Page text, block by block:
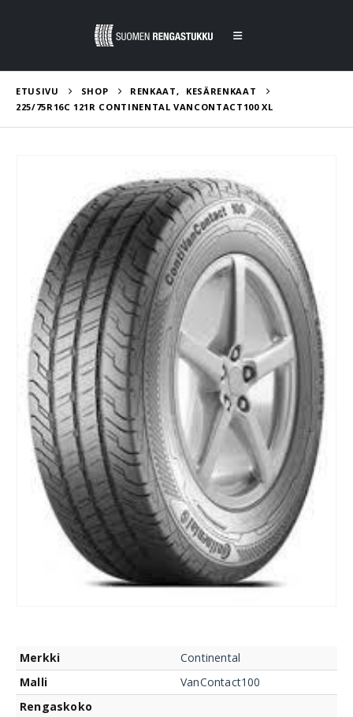
ETUSIVU SHOP RENKAAT,
KESÄRENKAAT
225/75R16C 121R CONTINENTAL VANCONTACT100 XL
Merkki
Continental
Malli
VanContact100
Rengaskoko